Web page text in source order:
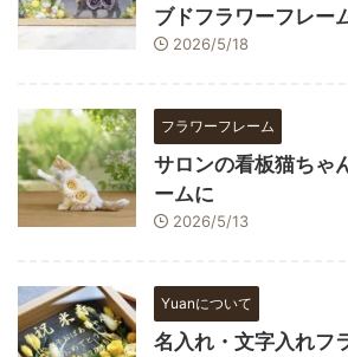
ブドフラワーフレー
2026/5/18
フラワーフレーム
サロンの看板猫ちゃ
ームに
2026/5/13
Yuanについて
名入れ・文字入れフ